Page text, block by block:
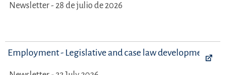
Newsletter - 28 de julio de 2026
Employment - Legislative and case law developments